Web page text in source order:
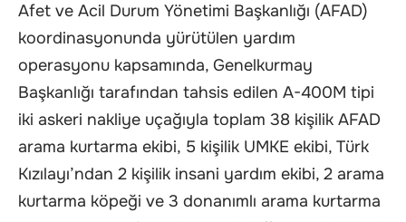
Afet ve Acil Durum Yönetimi Başkanlığı (AFAD)
koordinasyonunda yürütülen yardım
operasyonu kapsamında, Genelkurmay
Başkanlığı tarafından tahsis edilen A-400M tipi
iki askeri nakliye uçağıyla toplam 38 kişilik AFAD
arama kurtarma ekibi, 5 kişilik UMKE ekibi, Türk
Kızılayı’ndan 2 kişilik insani yardım ekibi, 2 arama
kurtarma köpeği ve 3 donanımlı arama kurtarma